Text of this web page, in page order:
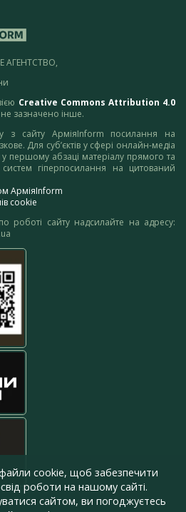
АГЕНТСТВО,
Creative Commons Attribution 4.0
зазначено інше.
з сайту АрміяInform посилання на
Для суб’єктів у сфері онлайн-медіа
першому абзаці матеріалу прямого та
гіперпосилання на цитований
АрміяInform
cookie
роботі сайту надсилайте на адресу:
cookie, щоб забезпечити
роботи на нашому сайті.
сайтом, ви погоджуєтесь